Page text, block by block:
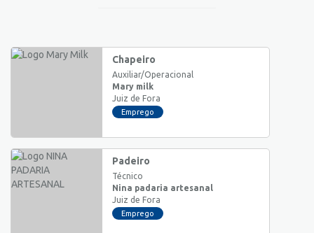
Chapeiro
Auxiliar/Operacional
Mary milk
Juiz de Fora
Emprego
Padeiro
Técnico
Nina padaria artesanal
Juiz de Fora
Emprego